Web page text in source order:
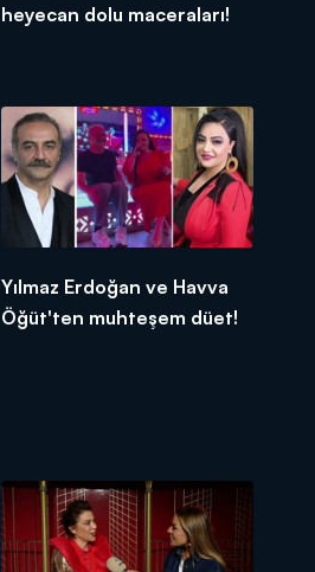
heyecan dolu maceraları!
Yılmaz Erdoğan ve Havva
Öğüt'ten muhteşem düet!